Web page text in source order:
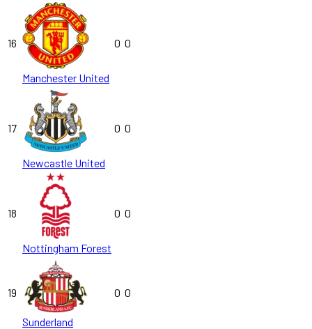
16
Manchester United
0 0
17
Newcastle United
0 0
18
Nottingham Forest
0 0
19
Sunderland
0 0